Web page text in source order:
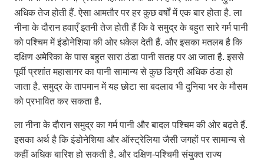
अधिक तेज होती हैं. ऐसा आमतौर पर हर कुछ वर्षों में एक बार होता है. ला
नीना के दौरान हवाएँ इतनी तेज होती हैं कि वे समुद्र के बहुत सारे गर्म पानी
को पश्चिम में इंडोनेशिया की ओर धकेल देती हैं. और इसका मतलब है कि
दक्षिण अमेरिका के पास बहुत सारा ठंडा पानी सतह पर आ जाता है. इससे
पूर्वी प्रशांत महासागर का पानी सामान्य से कुछ डिग्री अधिक ठंडा हो
जाता है. समुद्र के तापमान में यह छोटा सा बदलाव भी दुनिया भर के मौसम
को प्रभावित कर सकता है.
ला नीना के दौरान समुद्र का गर्म पानी और बादल पश्चिम की ओर बढ़ते हैं.
इसका अर्थ है कि इंडोनेशिया और ऑस्ट्रेलिया जैसी जगहों पर सामान्य से
कहीं अधिक बारिश हो सकती है. और दक्षिण-पश्चिमी संयुक्त राज्य